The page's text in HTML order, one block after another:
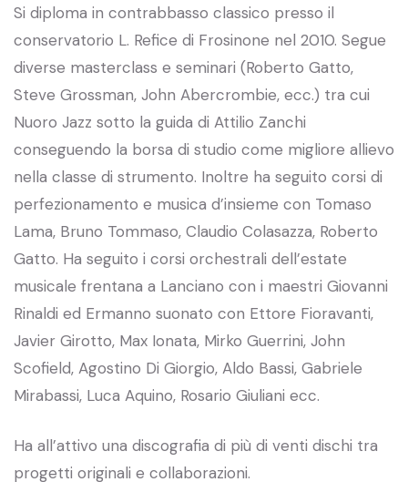
Si diploma in contrabbasso classico presso il
conservatorio L. Refice di Frosinone nel 2010. Segue
diverse masterclass e seminari (Roberto Gatto,
Steve Grossman, John Abercrombie, ecc.) tra cui
Nuoro Jazz sotto la guida di Attilio Zanchi
conseguendo la borsa di studio come migliore allievo
nella classe di strumento. Inoltre ha seguito corsi di
perfezionamento e musica d’insieme con Tomaso
Lama, Bruno Tommaso, Claudio Colasazza, Roberto
Gatto. Ha seguito i corsi orchestrali dell’estate
musicale frentana a Lanciano con i maestri Giovanni
Rinaldi ed Ermanno suonato con Ettore Fioravanti,
Javier Girotto, Max Ionata, Mirko Guerrini, John
Scofield, Agostino Di Giorgio, Aldo Bassi, Gabriele
Mirabassi, Luca Aquino, Rosario Giuliani ecc.
Ha all’attivo una discografia di più di venti dischi tra
progetti originali e collaborazioni.